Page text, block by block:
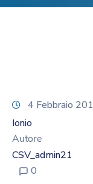
4 Febbraio
Ionio
Autore
CSV_admin21
0